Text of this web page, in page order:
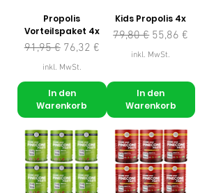
Propolis
Vorteilspaket 4x
Standardpreis
91,95 € Sale-Preis
76,32 €
inkl. MwSt.
In den
Warenkorb
Kids Propolis 4x
Standardpreis
79,80 € Sale-Preis
55,86 €
inkl. MwSt.
In den
Warenkorb